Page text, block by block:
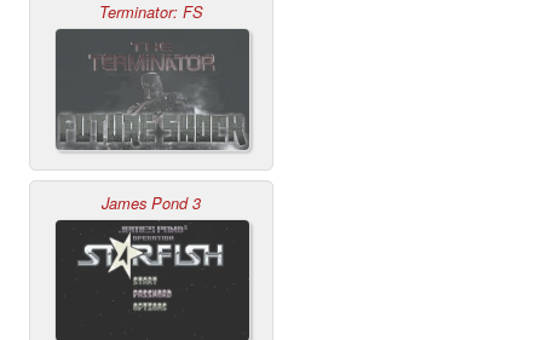
Terminator: FS
James Pond 3